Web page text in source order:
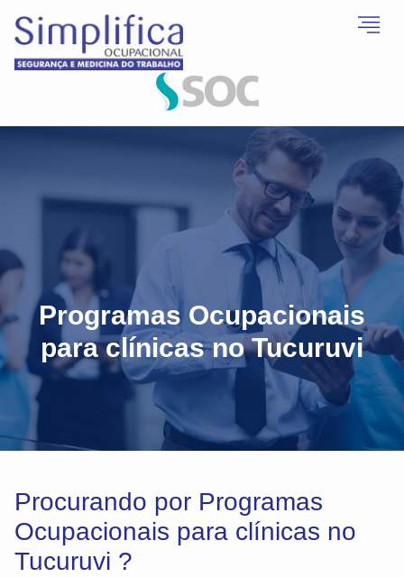
Programas Ocupacionais
para clínicas no Tucuruvi
Procurando por Programas
Ocupacionais para clínicas no
Tucuruvi ?